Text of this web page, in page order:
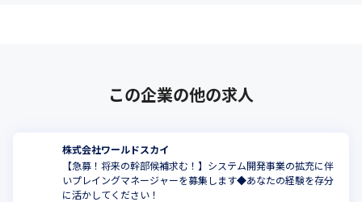
この企業の他の求人
株式会社ワールドスカイ
【急募！将来の幹部候補求む！】システム開発事業の拡充に伴
いプレイングマネージャーを募集します◆あなたの経験を存分
に活かしてください！